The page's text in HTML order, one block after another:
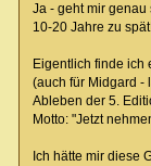
Ja - geht mir genau
10-20 Jahre zu
Eigentlich finde ich
(auch für Midgard -
Ableben der 5.
Motto: "Jetzt
Ich hätte mir diese